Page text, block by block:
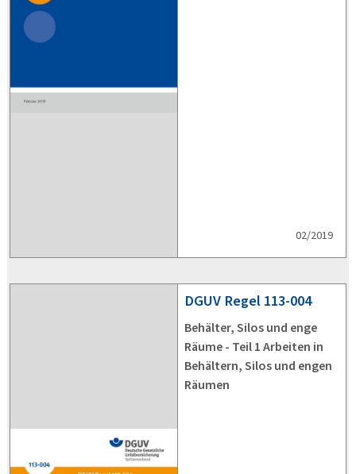
02/2019
DGUV Regel 113-004
Behälter, Silos und enge
Räume - Teil 1 Arbeiten in
Behältern, Silos und engen
Räumen